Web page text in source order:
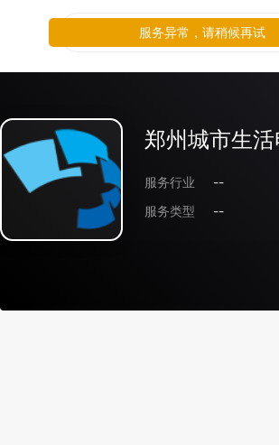
郑州城市生
服务行业
--
服务类型
--
服务异常，请稍候再试